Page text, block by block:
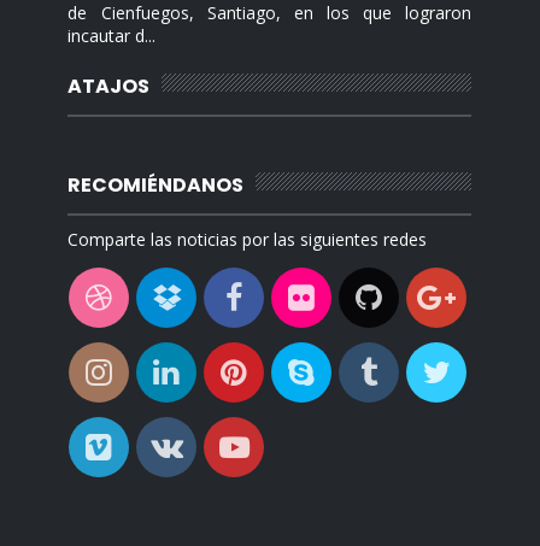
de Cienfuegos, Santiago, en los que lograron
incautar d...
ATAJOS
RECOMIÉNDANOS
Comparte las noticias por las siguientes redes